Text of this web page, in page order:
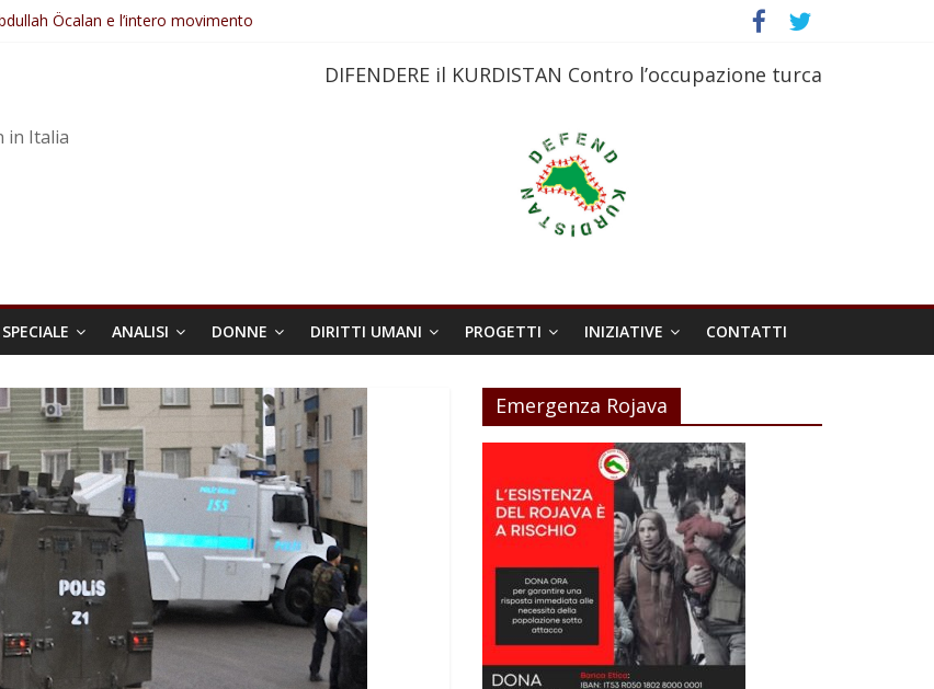
Öcalan e l’intero movimento
l’attuazione della legge
guerra dell’Iran
in legge positiva
in Italia
DIFENDERE il KURDISTAN Contro l’occupazione turca
SPECIALE ANALISI DONNE DIRITTI UMANI PROGETTI INIZIATIVE CONTATTI
Emergenza Rojava